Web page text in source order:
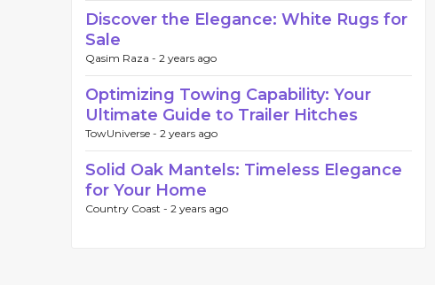
Discover the Elegance: White Rugs for
Sale
Qasim Raza - 2 years ago
Optimizing Towing Capability: Your
Ultimate Guide to Trailer Hitches
TowUniverse - 2 years ago
Solid Oak Mantels: Timeless Elegance
for Your Home
Country Coast - 2 years ago